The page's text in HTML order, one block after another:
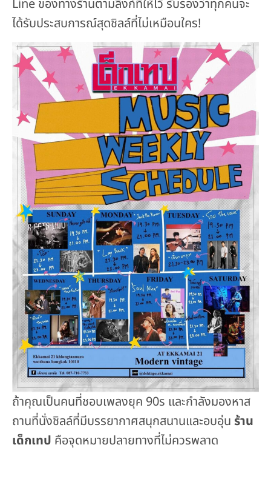
Line ของทางร้านตามลิงก์ที่ให้ไว้ รับรองว่าทุกคนจะ
ได้รับประสบการณ์สุดชิลล์ที่ไม่เหมือนใคร!
ถ้าคุณเป็นคนที่ชอบเพลงยุค 90s และกำลังมองหาส
ถานที่นั่งชิลล์ที่มีบรรยากาศสนุกสนานและอบอุ่น ร้าน
เด็กเทป คือจุดหมายปลายทางที่ไม่ควรพลาด